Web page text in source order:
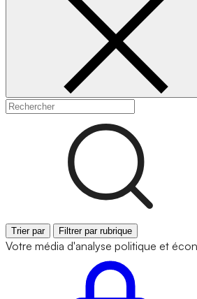
Trier par Filtrer par rubrique
Votre média d'analyse politique et